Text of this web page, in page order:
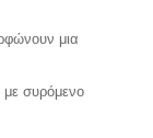
μια
με συρόμενο